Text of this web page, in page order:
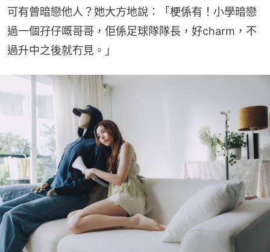
可有曾暗戀他人？她大方地說：「梗係有！小學暗戀
過一個孖仔嘅哥哥，佢係足球隊隊長，好charm，不
過升中之後就冇見。」